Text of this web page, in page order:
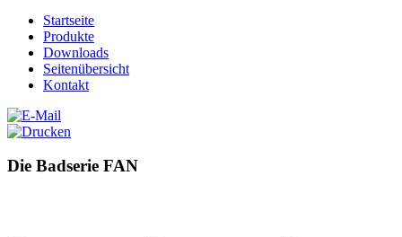
Startseite
Produkte
Downloads
Seitenübersicht
Kontakt
Die Badserie FAN